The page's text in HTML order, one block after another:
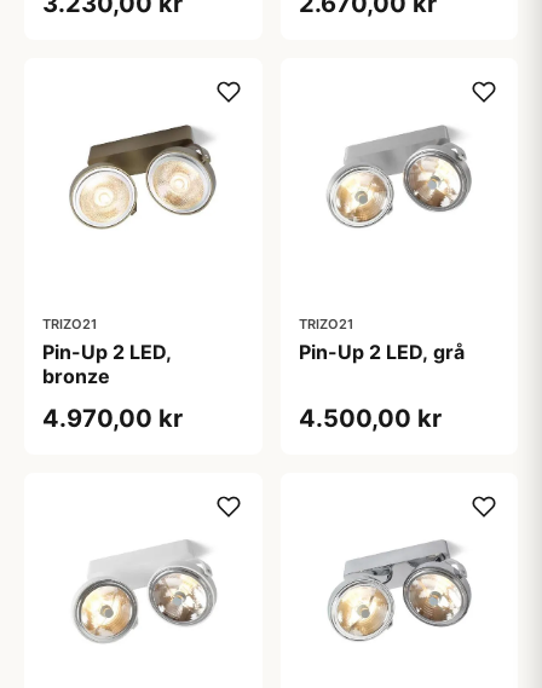
TRIZO21
Pin-Up 2 LED,
bronze
4.970,00 kr
TRIZO21
Pin-Up 2 LED, grå
4.500,00 kr